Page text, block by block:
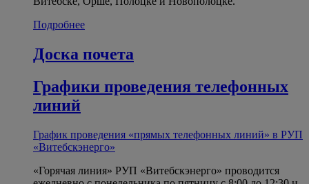
Подробнее
Доска почета
Графики проведения телефонных
линий
График проведения «прямых телефонных линий» в РУП
«Витебскэнерго»
«Горячая линия» РУП «Витебскэнерго» проводится